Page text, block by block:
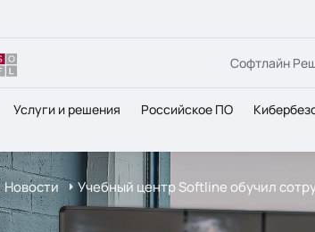
Софтлайн
Услуги и решения Российское ПО
Новости Учебный центр Softline обучил